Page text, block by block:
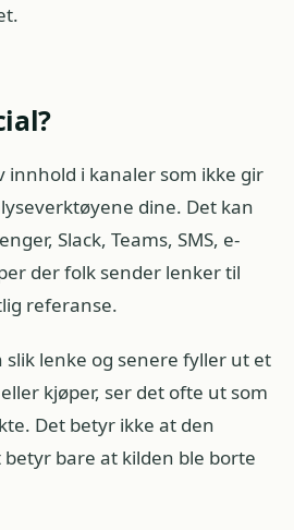
innhold i kanaler som ikke gir
dine. Det kan
Slack, Teams, SMS, e-
der folk sender lenker til
referanse.
lenke og senere fyller ut et
kjøper, ser det ofte ut som
Det betyr ikke at den
bare at kilden ble borte